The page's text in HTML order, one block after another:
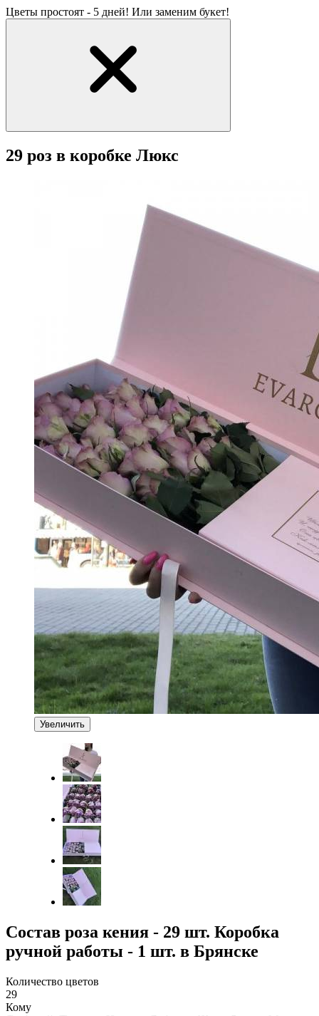
Цветы простоят - 5 дней! Или заменим букет!
29 роз в коробке Люкс
Увеличить
Состав роза кения - 29 шт. Коробка
ручной работы - 1 шт. в Брянске
Количество цветов
29
Кому